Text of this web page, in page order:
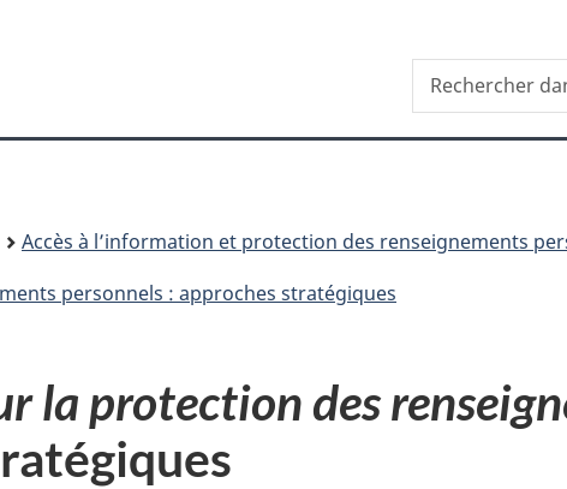
sujet
HTML
Rechercher
dans
Accès à l’information et protection des renseignements
personnels : approches stratégiques
la protection des